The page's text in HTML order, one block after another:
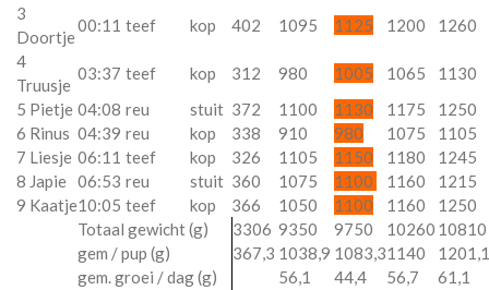
3
Doortje
00:11 teef kop 402 1095 1125 1200
1260
4
Truusje
03:37 teef kop 312 980 1005 1065
1130
5 Pietje 04:08 reu stuit 372 1100 1130 1175
1250
6 Rinus 04:39 reu kop 338 910 980 1075
1105
7 Liesje 06:11 teef kop 326 1105 1150 1180
1245
8 Japie 06:53 reu stuit 360 1075 1100 1160
1215
9 Kaatje10:05 teef kop 366 1050 1100 1160
1250
Totaal gewicht (g)
3306 9350 9750 10260 10810
gem / pup (g)
367,3 1038,9 1083,31140
gem. groei / dag (g)
56,1 44,4 56,7
61,1